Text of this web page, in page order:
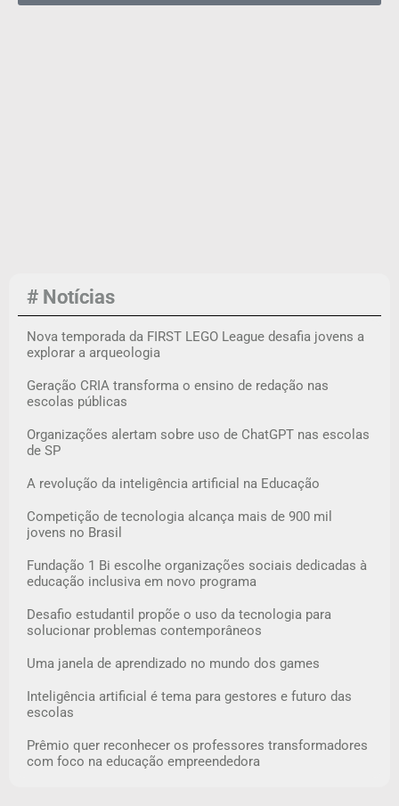
# Notícias
Nova temporada da FIRST LEGO League desafia jovens a
explorar a arqueologia
Geração CRIA transforma o ensino de redação nas
escolas públicas
Organizações alertam sobre uso de ChatGPT nas escolas
de SP
A revolução da inteligência artificial na Educação
Competição de tecnologia alcança mais de 900 mil
jovens no Brasil
Fundação 1 Bi escolhe organizações sociais dedicadas à
educação inclusiva em novo programa
Desafio estudantil propõe o uso da tecnologia para
solucionar problemas contemporâneos
Uma janela de aprendizado no mundo dos games
Inteligência artificial é tema para gestores e futuro das
escolas
Prêmio quer reconhecer os professores transformadores
com foco na educação empreendedora